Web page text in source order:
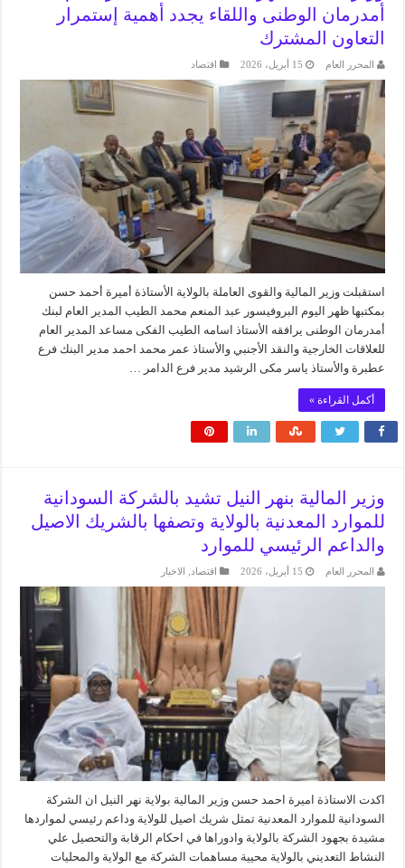
أمدرمان الوطنى واللقاء يجدد أهمية إستمرار
التعاون المشترك
المحرر العام 15 أبريل، 2026 اقتصاد
استقبلت وزير المالية والقوى العاملة بالولاية الأستاذة أميرة أحمد حسن
بمكتبها ظهر اليوم البروفيسور عبد المنعم محمد الطيب المدير العام لبنك
أمدرمان الوطنى يرافقه الأستاذ اسامه الطيب الفكى مساعد المدير العام
للعلاقات الخارجية والنقد الأجنبي والأستاذ عمر محمد احمد مدير البنك فرع
عطبرة والأستاذ ياسر مكى الرشيد مدير فرع الدامر …
أكمل القراءة »
وزير المالية بنهر النيل تشيد بالشركة السودانية
للموارد المعدنية بالولاية وتصفها بالشريك الاصيل
والداعم الرئيسي للموارد
المحرر العام 15 أبريل، 2026 اقتصاد, الاخبار
اكدت الاستاذة اميرة احمد حسن وزير المالية بولاية نهر النيل ان الشركة
السودانية للموارد المعدنية تمثل شريك اصيل للولاية وداعم رئيسي لمواردها
مشيدة بجهود الشركة بالولاية وادوراها في احكام الرقابة والتحصيل علي
النشاط التعديني بالولاية محيية مساهمات الشركة مع الولاية والمحليات